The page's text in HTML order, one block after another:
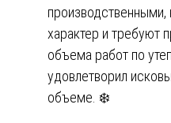
характер и требуют
объема работ по
удовлетворил
объеме. ❄️